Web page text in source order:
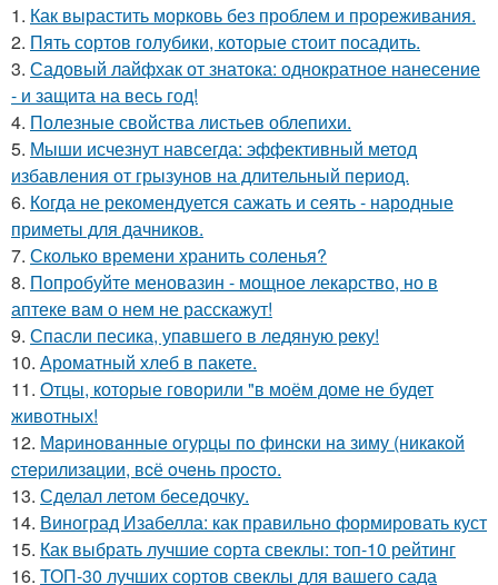
1. Как вырастить морковь без проблем и прореживания.
2. Пять сортов голубики, которые стоит посадить.
3. Садовый лайфхак от знатока: однократное нанесение
- и защита на весь год!
4. Полезные свойства листьев облепихи.
5. Мыши исчезнут навсегда: эффективный метод
избавления от грызунов на длительный период.
6. Когда не рекомендуется сажать и сеять - народные
приметы для дачников.
7. Сколько времени хранить соленья?
8. Попробуйте меновазин - мощное лекарство, но в
аптеке вам о нем не расскажут!
9. Спасли песика, упaвшего в ледяную рeку!
10. Ароматный хлеб в пакете.
11. Отцы, которые говорили "в моём доме не будет
животных!
12. Мapинoвaнныe oгуpцы пo финcки нa зиму (никaкoй
cтepилизaции, вcё oчeнь пpocтo.
13. Сделал летом беседочку.
14. Виноград Изабелла: как правильно формировать куст
15. Как выбрать лучшие сорта свеклы: топ-10 рейтинг
16. ТОП-30 лучших сортов свеклы для вашего сада